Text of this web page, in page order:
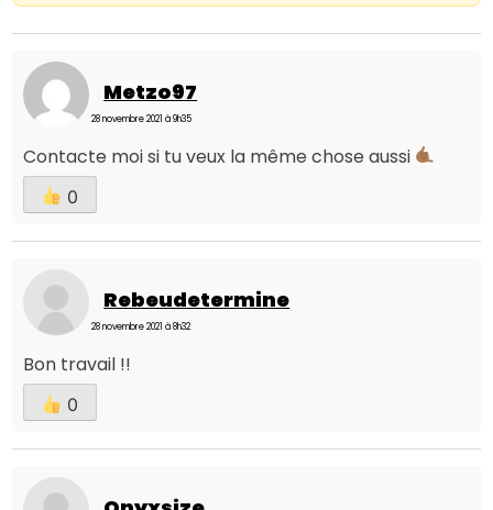
Metzo97
28 novembre 2021 à 9h35
Contacte moi si tu veux la même chose aussi
0
Rebeudetermine
28 novembre 2021 à 8h32
Bon travail !!
0